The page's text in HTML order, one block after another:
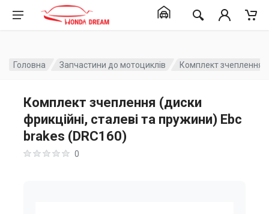
Головна Запчастини до мотоциклів Комплект зчеплення
Комплект зчеплення (диски
фрикційні, сталеві та пружини) Ebc
brakes (DRC160)
0